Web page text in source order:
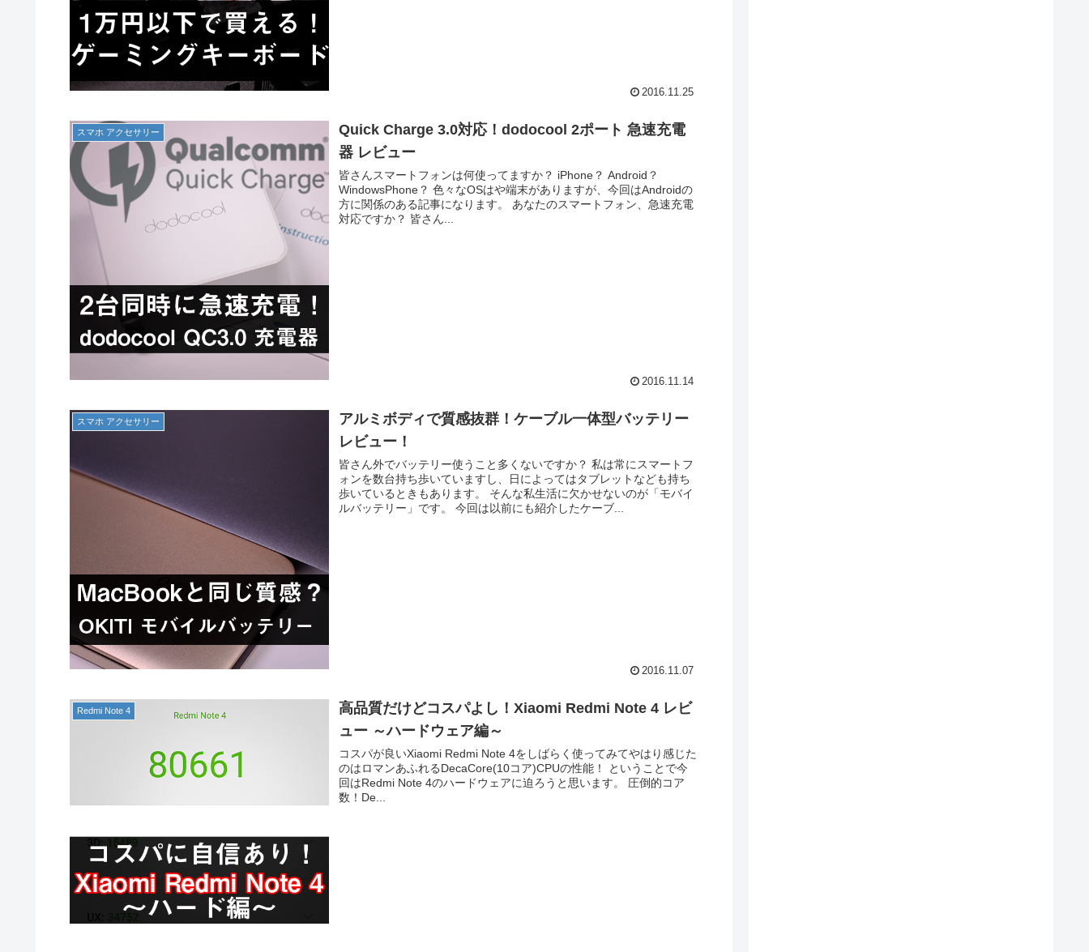
2016.11.25
スマホ アクセサリー
Quick Charge 3.0対応！dodocool 2ポート 急速充電
器 レビュー
皆さんスマートフォンは何使ってますか？ iPhone？ Android？
WindowsPhone？ 色々なOSはや端末がありますが、今回はAndroidの
方に関係のある記事になります。 あなたのスマートフォン、急速充電
対応ですか？ 皆さん...
2016.11.14
スマホ アクセサリー
アルミボディで質感抜群！ケーブル一体型バッテリー
レビュー！
皆さん外でバッテリー使うこと多くないですか？ 私は常にスマートフ
ォンを数台持ち歩いていますし、日によってはタブレットなども持ち
歩いているときもあります。 そんな私生活に欠かせないのが「モバイ
ルバッテリー」です。 今回は以前にも紹介したケーブ...
2016.11.07
Redmi Note 4
高品質だけどコスパよし！Xiaomi Redmi Note 4 レビ
ュー ～ハードウェア編～
コスパが良いXiaomi Redmi Note 4をしばらく使ってみてやはり感じた
のはロマンあふれるDecaCore(10コア)CPUの性能！ ということで今
回はRedmi Note 4のハードウェアに迫ろうと思います。 圧倒的コア
数！De...